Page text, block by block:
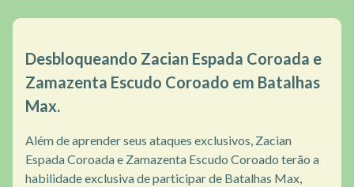
Desbloqueando Zacian Espada Coroada e
Zamazenta Escudo Coroado em Batalhas
Max.
Além de aprender seus ataques exclusivos, Zacian
Espada Coroada e Zamazenta Escudo Coroado terão a
habilidade exclusiva de participar de Batalhas Max,